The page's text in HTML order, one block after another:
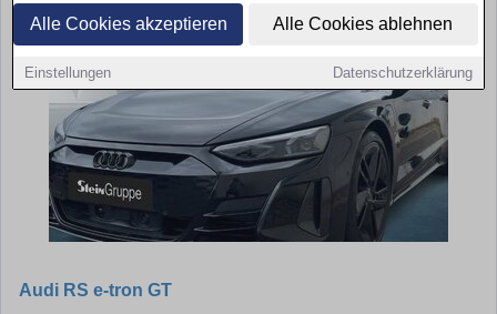
Alle Cookies akzeptieren Alle Cookies ablehnen
Einstellungen Datenschutzerklärung
Audi RS e-tron GT